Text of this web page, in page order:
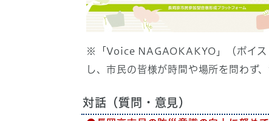
※「Voice NAGAOKAKYO」（ボイ
し、市民の皆様が時間や場所を問わず
対話（質問・意見）